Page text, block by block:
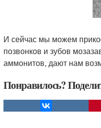
И сейчас мы можем
позвонков и зубов
аммонитов, дают нам
Понравилось?